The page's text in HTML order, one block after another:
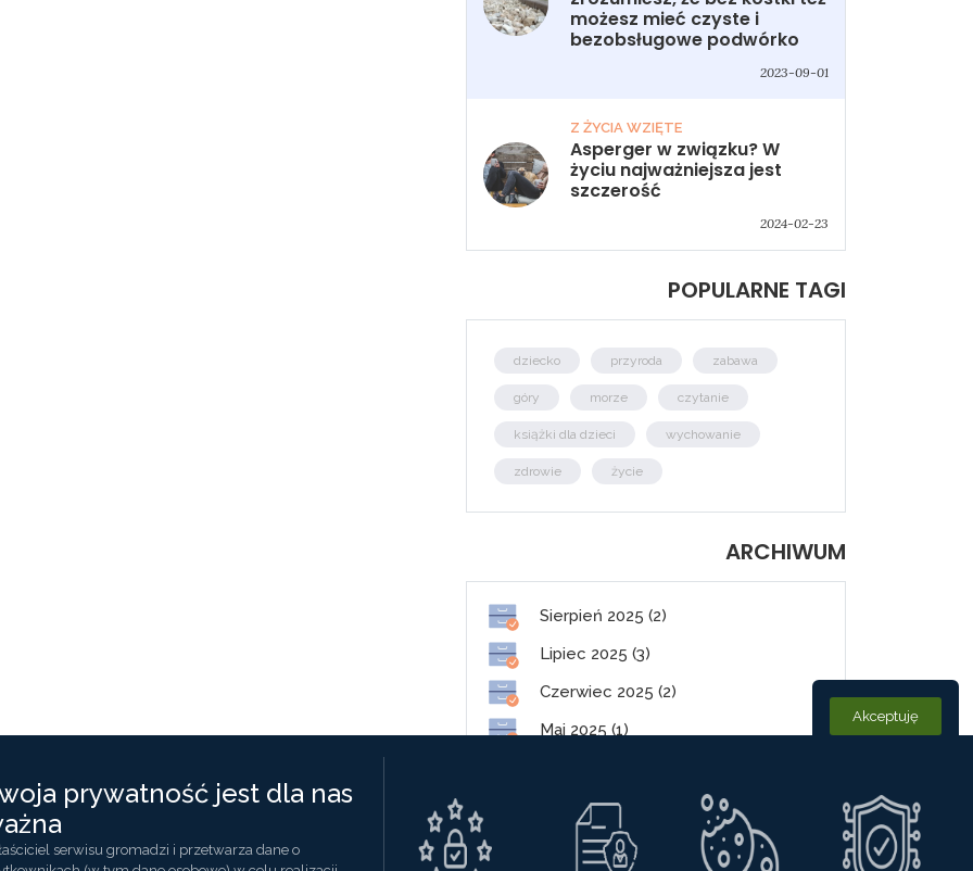
możesz mieć czyste i
bezobsługowe podwórko
2023-09-01
Z ŻYCIA WZIĘTE
Asperger w związku? W
życiu najważniejsza jest
szczerość
2024-02-23
POPULARNE TAGI
dziecko przyroda zabawa
góry morze czytanie
książki dla dzieci wychowanie
zdrowie życie
ARCHIWUM
Sierpień 2025 (2)
Lipiec 2025 (3)
Czerwiec 2025 (2)
Maj 2025 (1)
Akceptuję
prywatność jest dla nas
serwisu gromadzi i przetwarza dane o